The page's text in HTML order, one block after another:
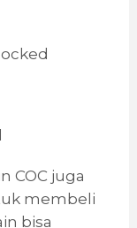
COC juga
membeli
bisa